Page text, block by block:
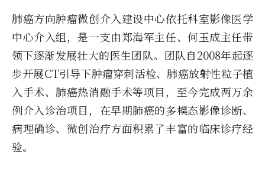
肺癌方向肿瘤微创介入建设中心依托科室影像医学
中心介入组，是一支由郑海军主任、何玉成主任带
领下逐渐发展壮大的医生团队。团队自2008年起逐
步开展CT引导下肿瘤穿刺活检、肺癌放射性粒子植
入手术、肺癌热消融手术等项目，至今完成两万余
例介入诊治项目，在早期肺癌的多模态影像诊断、
病理确诊、微创治疗方面积累了丰富的临床诊疗经
验。